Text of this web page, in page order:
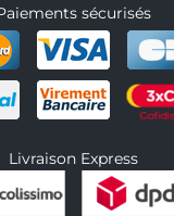
sécurisés
Livraison Express